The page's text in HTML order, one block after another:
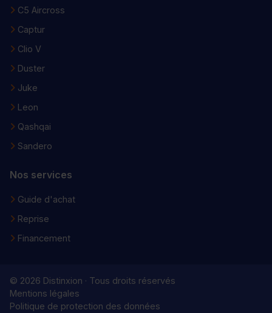
C5 Aircross
Captur
Clio V
Duster
Juke
Leon
Qashqai
Sandero
Nos services
Guide d'achat
Reprise
Financement
© 2026 Distinxion · Tous droits réservés
Mentions légales
Politique de protection des données